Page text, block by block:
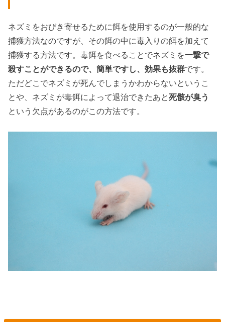
ネズミをおびき寄せるために餌を使用するのが一般的な
捕獲方法なのですが、その餌の中に毒入りの餌を加えて
捕獲する方法です。毒餌を食べることでネズミを一撃で
殺すことができるので、簡単ですし、効果も抜群です。
ただどこでネズミが死んでしまうかわからないというこ
とや、ネズミが毒餌によって退治できたあと死骸が臭う
という欠点があるのがこの方法です。